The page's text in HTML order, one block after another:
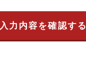
入力内容を確認する